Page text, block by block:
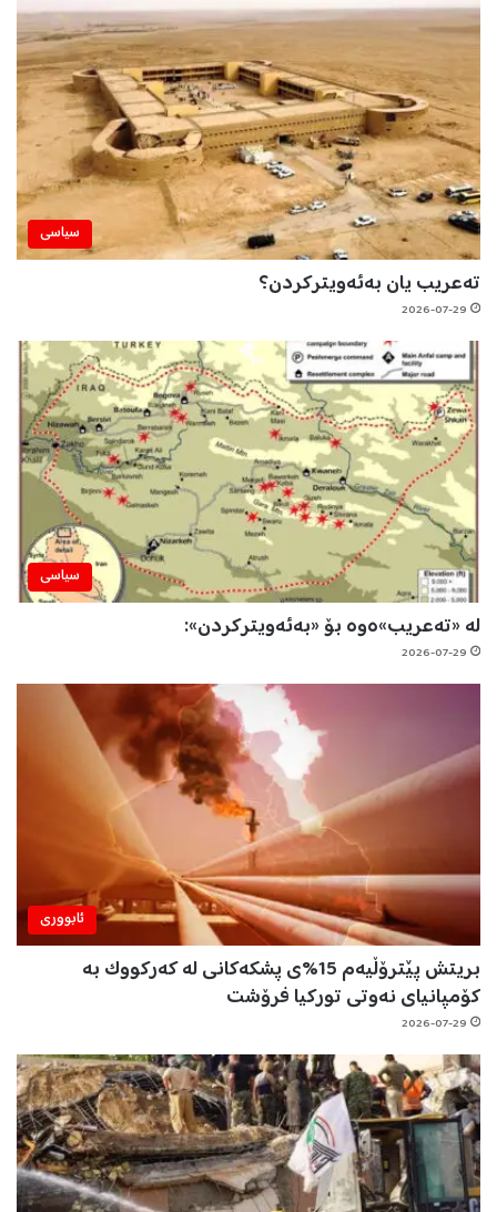
سیاسی
تەعریب یان بەئەویترکردن؟
2026-07-29
سیاسی
لە «تەعریب»ەوە بۆ «بەئەویترکردن»:
2026-07-29
ئابووری
بریتش پێترۆڵیەم 15%ی پشکەکانی لە کەرکووک بە
کۆمپانیای نەوتی تورکیا فرۆشت
2026-07-29